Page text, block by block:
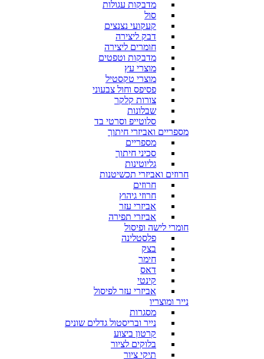
מדבקות עגולות
סול
קעקועי נצנצים
דבק ליצירה
חומרים ליצירה
מדבקות וטפטים
מוצרי עץ
מוצרי טקסטיל
פסיפס וחול צבעוני
צורות קלקר
שבלונות
סלוטייפ וסרטי בד
מספריים ואביזרי חיתוך
מספריים
סכיני חיתוך
גליוטינות
חרוזים ואביזרי תכשיטנות
חרוזים
חרוזי גיהוץ
אביזרי עזר
אביזרי תפירה
חומרי לישה ופיסול
פלסטלינה
בצק
חימר
דאס
קינטי
אביזרי עזר לפיסול
נייר ומוצריו
מסגרות
נייר ובריסטול גדלים שונים
קרטון ביצוע
בלוקים לציור
תיקי ציור